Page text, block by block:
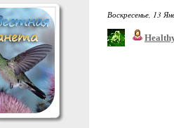
Воскресенье, 13